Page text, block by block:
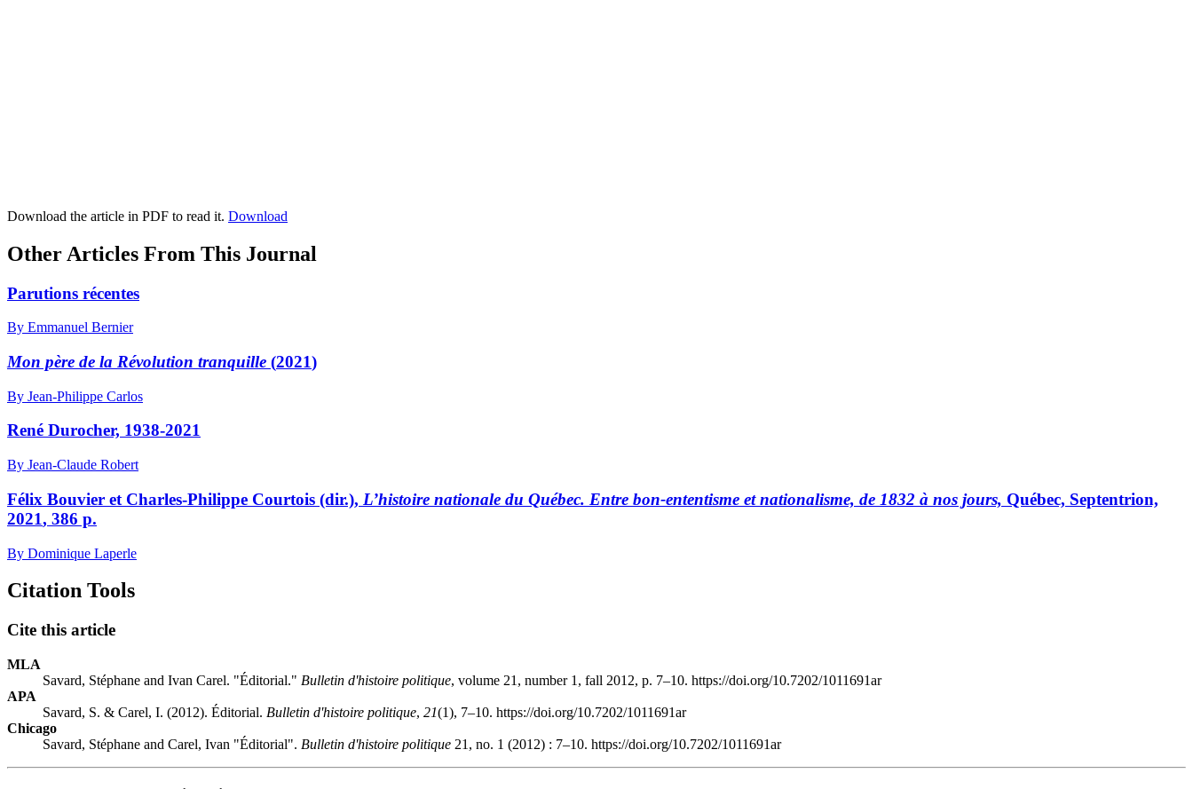
Download the article in PDF to read it. Download
Other Articles From This Journal
Parutions récentes
By Emmanuel Bernier
Mon père de la Révolution tranquille (2021)
By Jean-Philippe Carlos
René Durocher, 1938-2021
By Jean-Claude Robert
Félix Bouvier et Charles-Philippe Courtois (dir.), L’histoire nationale du Québec. Entre bon-ententisme et nationalisme, de 1832 à nos jours, Québec, Septentrion,
2021, 386 p.
By Dominique Laperle
Citation Tools
Cite this article
MLA
Savard, Stéphane and Ivan Carel. "Éditorial." Bulletin d'histoire politique, volume 21, number 1, fall 2012, p. 7–10. https://doi.org/10.7202/1011691ar
APA
Savard, S. & Carel, I. (2012). Éditorial. Bulletin d'histoire politique, 21(1), 7–10. https://doi.org/10.7202/1011691ar
Chicago
Savard, Stéphane and Carel, Ivan "Éditorial". Bulletin d'histoire politique 21, no. 1 (2012) : 7–10. https://doi.org/10.7202/1011691ar